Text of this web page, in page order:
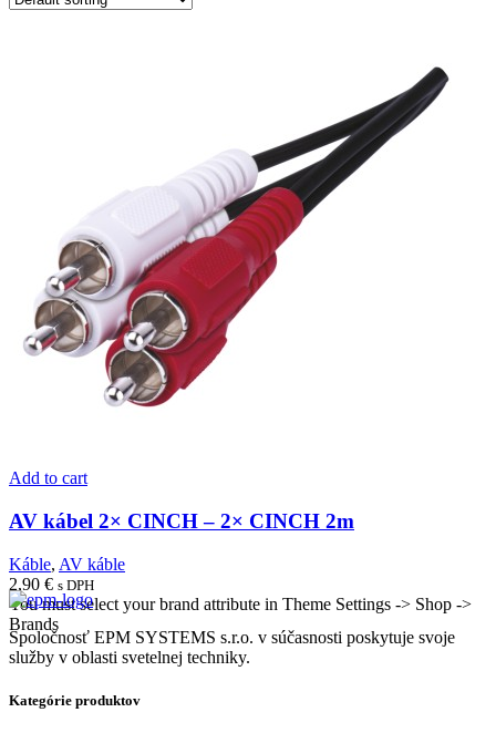
Add to cart
AV kábel 2× CINCH – 2× CINCH 2m
Káble, AV káble
2,90 € s DPH
You must select your brand attribute in Theme Settings -> Shop ->
Brands
Spoločnosť EPM SYSTEMS s.r.o. v súčasnosti poskytuje svoje
služby v oblasti svetelnej techniky.
Kategórie produktov